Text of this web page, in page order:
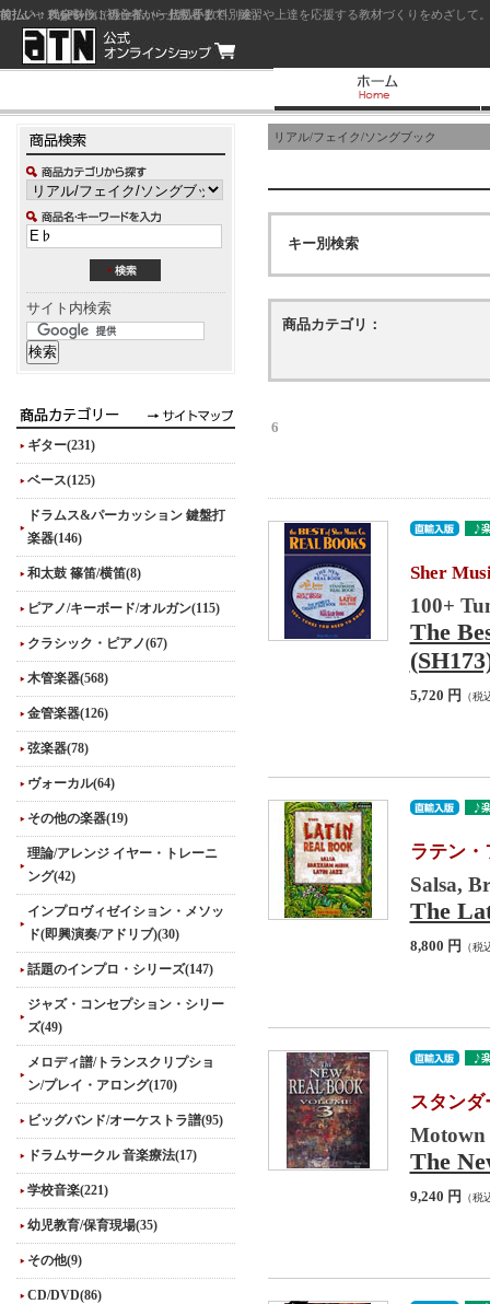
ジャズを中心に初心者から上級者まで、練習や上達を応援する教材づくりをめざし
サイト内検索
ギター(231)
ベース(125)
ドラムス&パーカッション 鍵盤打
楽器(146)
和太鼓 篠笛/横笛(8)
ピアノ/キーボード/オルガン(115)
クラシック・ピアノ(67)
木管楽器(568)
金管楽器(126)
弦楽器(78)
ヴォーカル(64)
その他の楽器(19)
理論/アレンジ イヤー・トレーニ
ング(42)
インプロヴィゼイション・メソッ
ド(即興演奏/アドリブ)(30)
話題のインプロ・シリーズ(147)
ジャズ・コンセプション・シリー
ズ(49)
メロディ譜/トランスクリプショ
ン/プレイ・アロング(170)
ビッグバンド/オーケストラ譜(95)
ドラムサークル 音楽療法(17)
学校音楽(221)
幼児教育/保育現場(35)
その他(9)
CD/DVD(86)
リアル/フェイク/ソングブック
キー別検索
商品カテゴリ：
6
Sher
100+
The
5,720 円 （税
ラテン
Salsa,
The
8,800 円 （税
スタン
Motown
The
9,240 円 （税
前払い：クレジットカード（一括払い）
後払い：代金引換（現金払い・代引手数料別途）
前払い：PayPay